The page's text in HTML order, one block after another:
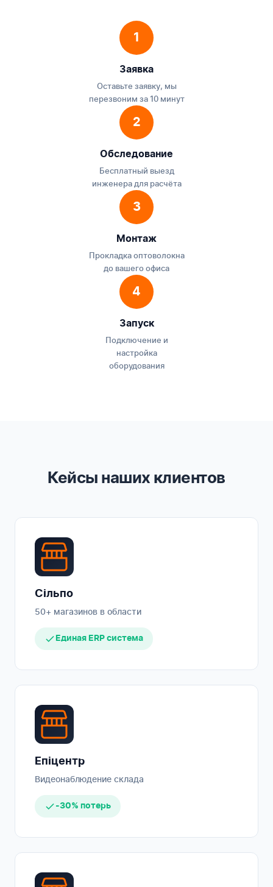
1
Заявка
Оставьте заявку, мы
перезвоним за 10 минут
2
Обследование
Бесплатный выезд
инженера для расчёта
3
Монтаж
Прокладка оптоволокна
до вашего офиса
4
Запуск
Подключение и
настройка
оборудования
Кейсы наших клиентов
Сільпо
50+ магазинов в области
Единая ERP система
Епіцентр
Видеонаблюдение склада
-30% потерь